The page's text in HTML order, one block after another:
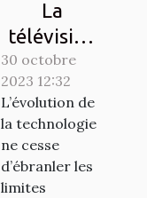
La
télévision
sur une
tablette,
est-elle
possible ?
30 octobre
2023 12:32
L’évolution de
la technologie
ne cesse
d’ébranler les
limites